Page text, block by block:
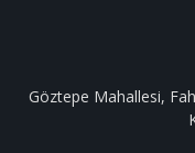
Göztepe Mahallesi,